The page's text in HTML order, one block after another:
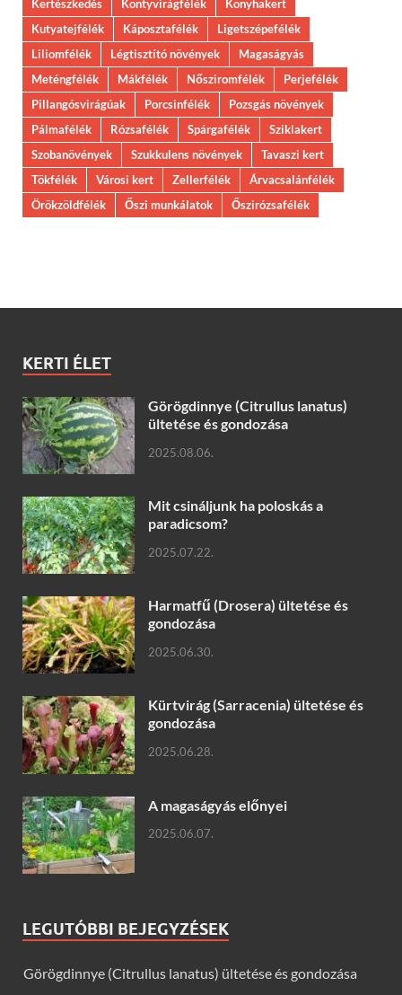
Kertészkedés Kontyvirágfélék
Konyhakert
Kutyatejfélék
Káposztafélék
Ligetszépefélék
Liliomfélék
Légtisztító növények
Magaságyás
Meténgfélék
Mákfélék Nősziromfélék
Perjefélék
Pillangósvirágúak
Porcsinfélék
Pozsgás növények
Pálmafélék
Rózsafélék Spárgafélék
Sziklakert
Szobanövények
Szukkulens növények
Tavaszi kert
Tökfélék
Városi kert Zellerfélék
Árvacsalánfélék
Örökzöldfélék
Őszi munkálatok Őszirózsafélék
KERTI ÉLET
Görögdinnye (Citrullus lanatus)
ültetése és gondozása
2025.08.06.
Mit csináljunk ha poloskás a
paradicsom?
2025.07.22.
Harmatfű (Drosera) ültetése és
gondozása
2025.06.30.
Kürtvirág (Sarracenia) ültetése és
gondozása
2025.06.28.
A magaságyás előnyei
2025.06.07.
LEGUTÓBBI BEJEGYZÉSEK
Görögdinnye (Citrullus lanatus) ültetése és gondozása